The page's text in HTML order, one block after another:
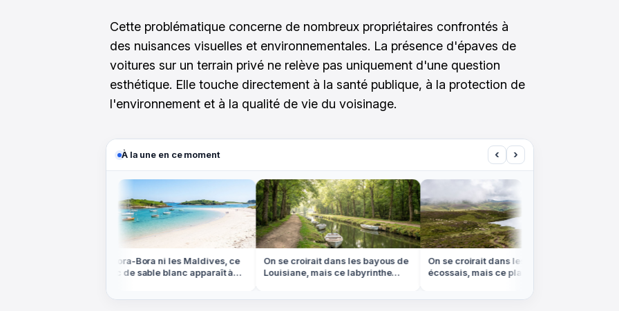
Cette problématique concerne de nombreux propriétaires confrontés à
des nuisances visuelles et environnementales. La présence d'épaves de
voitures sur un terrain privé ne relève pas uniquement d'une question
esthétique. Elle touche directement à la santé publique, à la protection de
l'environnement et à la qualité de vie du voisinage.
À la une en ce moment ‹ ›
Ni Bora-Bora ni les Maldives, ce
banc de sable blanc apparaît à
On se croirait dans les bayous de
Louisiane, mais ce labyrinthe
On se croirait dans les Highlands
écossais, mais ce plateau